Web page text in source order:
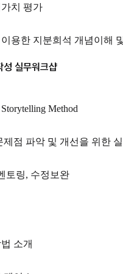
치 평가
용한 지분희석 개념이해
성 실무워크샵
Method
점 파악 및 개선을 위한
토링, 수정보완
소개